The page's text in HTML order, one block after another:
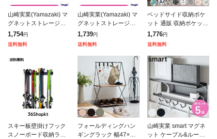
山崎実業(Yamazaki) マ
グネットストレージラ
ック ホワイト 約W24.5
XD7.2XH5.3cm タワー
tower 小
1,754円
送料無料
山崎実業(Yamazaki) マ
グネットストレージラ
ック ブラック 約W24.5
XD7.2XH5.3cm タワー
tower 小
1,739円
送料無料
ベッドサイド収納ポケ
ット 通販 収納ポケット
収納袋 リモコンポケッ
ト ソファー掛け袋 椅子
掛け袋 ベッドサイド 吊
り下げラック
1,776円
送料無料
スキー板壁掛けフック
スノーボード収納ラッ
フォールディングハン
ギングラック 幅47×奥
山崎実業 smart マグネ
ット ケーブル&ルータ